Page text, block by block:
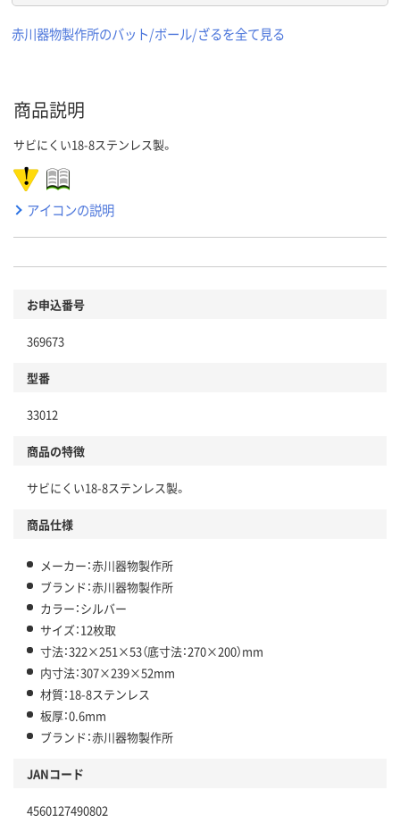
赤川器物製作所のバット/ボール/ざるを全て見る
商品説明
サビにくい18-8ステンレス製。
アイコンの説明
お申込番号
369673
型番
33012
商品の特徴
サビにくい18-8ステンレス製。
商品仕様
メーカー：赤川器物製作所
ブランド：赤川器物製作所
カラー：シルバー
サイズ：12枚取
寸法：322×251×53（底寸法：270×200）mm
内寸法：307×239×52mm
材質：18-8ステンレス
板厚：0.6mm
ブランド：赤川器物製作所
JANコード
4560127490802